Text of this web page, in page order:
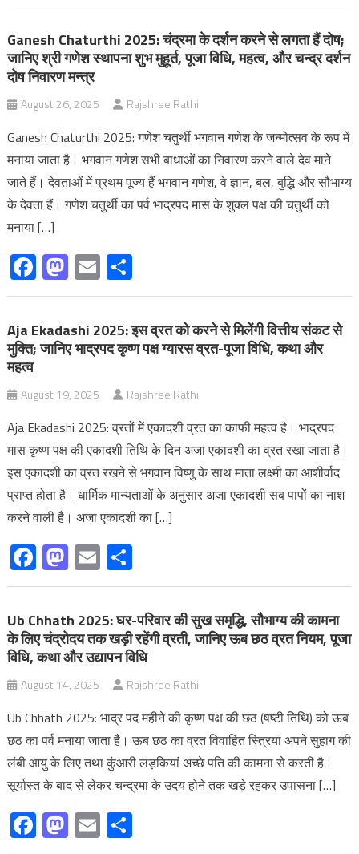
Ganesh Chaturthi 2025: चंद्रमा के दर्शन करने से लगता हैं दोष;
जानिए श्री गणेश स्‍थापना शुभ मुहूर्त, पूजा विधि, महत्‍व, और चन्द्र दर्शन
दोष निवारण मन्त्र
August 26, 2025 Rajshree Rathi
Ganesh Chaturthi 2025: गणेश चतुर्थी भगवान गणेश के जन्मोत्सव के रूप में
मनाया जाता है। भगवान गणेश सभी बाधाओं का निवारण करने वाले देव माने
जाते हैं। देवताओं में प्रथम पूज्य हैं भगवान गणेश, वे ज्ञान, बल, बुद्धि और सौभाग्य
के देवता हैं। गणेश चतुर्थी का पर्व भाद्रपद मास के शुक्ल पक्ष की चतुर्थी को
मनाया […]
Facebook
Mastodon
EmailShare
Aja Ekadashi 2025: इस व्रत को करने से मिलेंगी वित्तीय संकट से
मुक्ति; जानिए भाद्रपद कृष्ण पक्ष ग्यारस व्रत-पूजा विधि, कथा और
महत्व
August 19, 2025 Rajshree Rathi
Aja Ekadashi 2025: व्रतों में एकादशी व्रत का काफी महत्‍व है। भाद्रपद
मास कृष्ण पक्ष की एकादशी तिथि के दिन अजा एकादशी का व्रत रखा जाता है।
इस एकादशी का व्रत रखने से भगवान विष्णु के साथ माता लक्ष्‍मी का आशीर्वाद
प्राप्त होता है। धार्मिक मान्‍यताओं के अनुसार अजा एकादशी सब पापों का नाश
करने वाली है। अजा एकादशी का […]
Facebook
Mastodon
EmailShare
Ub Chhath 2025: घर-परिवार की सुख समृद्धि, सौभाग्य की कामना
के लिए चंद्रोदय तक खड़ी रहेंगी व्रती, जानिए ऊब छठ व्रत नियम, पूजा
विधि, कथा और उद्यापन विधि
August 14, 2025 Rajshree Rathi
Ub Chhath 2025: भाद्र पद महीने की कृष्ण पक्ष की छठ (षष्टी तिथि) को ऊब
छठ का पर्व मनाया जाता है। ऊब छठ का व्रत विवाहित स्त्रियां अपने सुहाग की
लंबी आयु के लिए तथा कुंआरी लड़कियां अच्छे पति की कामना से करती है।
सूर्यास्त के बाद से लेकर चन्द्रमा के उदय होने तक खड़े रहकर उपासना […]
Facebook
Mastodon
EmailShare